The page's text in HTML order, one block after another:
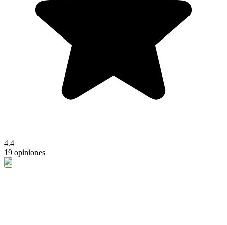
4.4
19 opiniones